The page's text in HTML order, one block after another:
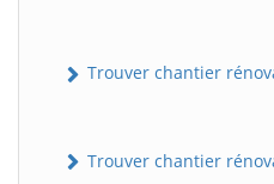
Trouver chantier
Trouver chantier